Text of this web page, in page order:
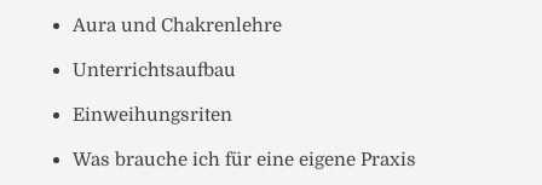
Aura und Chakrenlehre
Unterrichtsaufbau
Einweihungsriten
Was brauche ich für eine eigene Praxis